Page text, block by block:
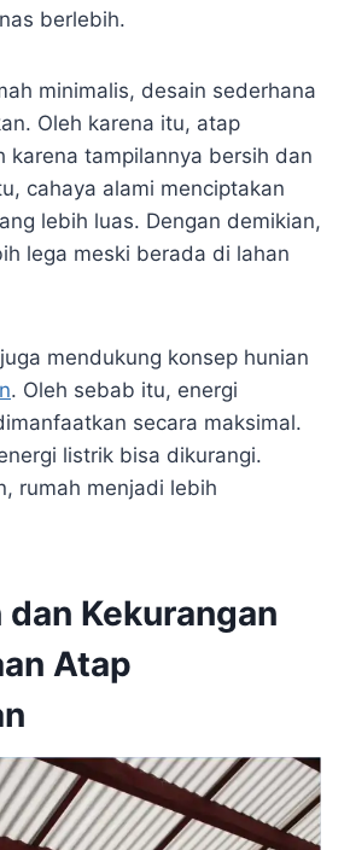
berlebih.
minimalis, desain sederhana
Oleh karena itu, atap
karena tampilannya bersih dan
cahaya alami menciptakan
lebih luas. Dengan demikian,
lega meski berada di lahan
mendukung konsep hunian
. Oleh sebab itu, energi
secara maksimal.
listrik bisa dikurangi.
rumah menjadi lebih
Kekurangan
Atap